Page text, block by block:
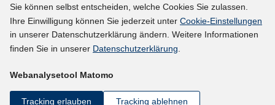
BlueSky
YouTube
LinkedIn
kununu
Netiquette
Sie können selbst entscheiden, welche Cookies Sie zulassen.
Ihre Einwilligung können Sie jederzeit unter Cookie-Einstellungen
in unserer Datenschutzerklärung ändern. Weitere Informationen
finden Sie in unserer Datenschutzerklärung.
Webanalysetool Matomo
Tracking erlauben Tracking ablehnen